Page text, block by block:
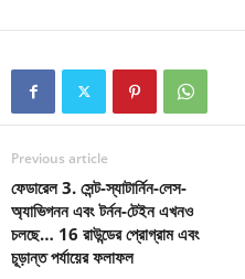
Previous article
ফেডারেল 3. সেন্ট-স্যাটার্নিন-লেস-
অ্যাভিগনন এবং টর্নন-টেইন এখনও
চলছে… 16 রাউন্ডের প্রোগ্রাম এবং
চূড়ান্ত পর্যায়ের ফলাফল